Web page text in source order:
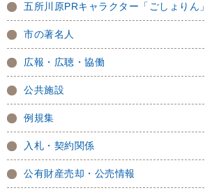
五所川原PRキャラクター「ごしょりん」
市の著名人
広報・広聴・協働
公共施設
例規集
入札・契約関係
公有財産売却・公売情報